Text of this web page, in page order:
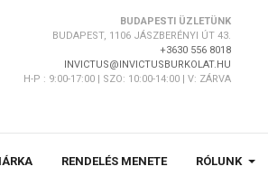
BUDAPESTI ÜZLETÜNK
BUDAPEST, 1106 JÁSZBERÉNYI ÚT 43.
+3630 556 8018
INVICTUS@INVICTUSBURKOLAT.HU
H-P : 9:00-17:00 | SZO: 10:00-14:00 | V: ZÁRVA
RENDELÉS MENETE RÓLUNK